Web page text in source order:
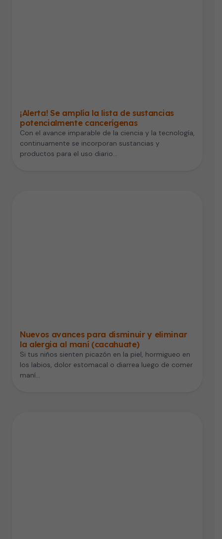
¡Alerta! Se amplía la lista de sustancias
potencialmente cancerígenas
Con el avance imparable de la ciencia y la tecnología,
continuamente se incorporan sustancias y
productos para el uso diario…
Nuevos avances para disminuir y eliminar
la alergia al maní (cacahuate)
Si tus niños sienten picazón en la piel, hormigueo en
los labios, dolor estomacal o diarrea luego de comer
maní…